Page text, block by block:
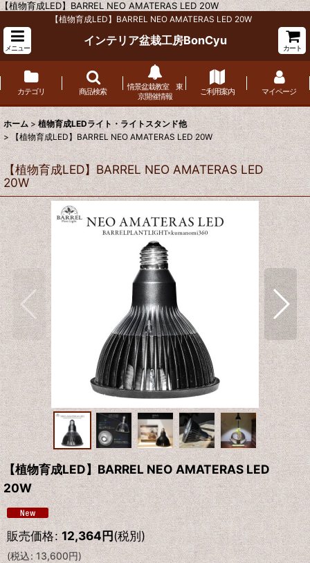
【植物育成LED】BARREL NEO AMATERAS LED 20W
【植物育成LED】BARREL NEO AMATERAS LED 20W
メニュー
インテリア盆栽工房BonCyu
カート
カテゴリ 商品検索
情景盆栽教室 東
京開催情報
ご利用案内 マイページ
ホーム > 植物育成LEDライト・ライトスタンド他
>
【植物育成LED】BARREL NEO AMATERAS LED 20W
【植物育成LED】BARREL NEO AMATERAS LED
20W
【植物育成LED】BARREL NEO AMATERAS LED
20W
販売価格: 12,364円(税別)
(税込: 13,600円)